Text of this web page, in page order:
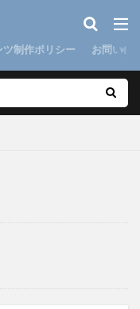
ツ制作ポリシー お問い合